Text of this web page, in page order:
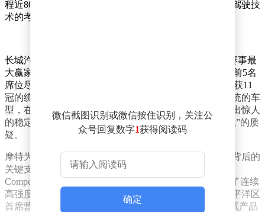
程近8000公里，特殊赛段超过3200公里，不仅是对车手驾驶技
术的考验，更是对车辆性能与可靠性的终极试炼。
长城汽车与摩特（MOTUL）的赛事科技组合成为本届赛事最
大赢家。在T2量产组中，长城汽车包揽三大组别冠军，前5名
席位尽数收入囊中。其中，坦克700 Hi4-T以13个赛段斩获11
冠的统治级表现，成为全场焦点。这款搭载混合动力系统的车
型，在塔克拉玛干沙漠的极端高温与连续冲击下，展现出惊人
的稳定性，彻底打破了“新能源越野车无法适应极限环境”的质
疑。
摩特为长城赛车提供的全套赛事油液方案，是这场胜利背后的
关键支撑。从300V赛事机油到RBF 700刹车油，从300
Competition变速箱油到专用防冻液，摩特的产品经受住了连续
高强度换挡、齿轮应力与高温冲击的多重考验。摩特太平洋区
首席营销官Carlo Savoca直言：“环塔的极端条件，是测试产品
微信截图识别或微信按住识别，关注公
众号回复数字1获得阅读码
确定